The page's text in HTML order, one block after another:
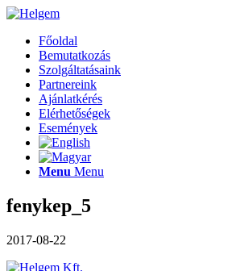
Főoldal
Bemutatkozás
Szolgáltatásaink
Partnereink
Ajánlatkérés
Elérhetőségek
Események
Menu Menu
fenykep_5
2017-08-22